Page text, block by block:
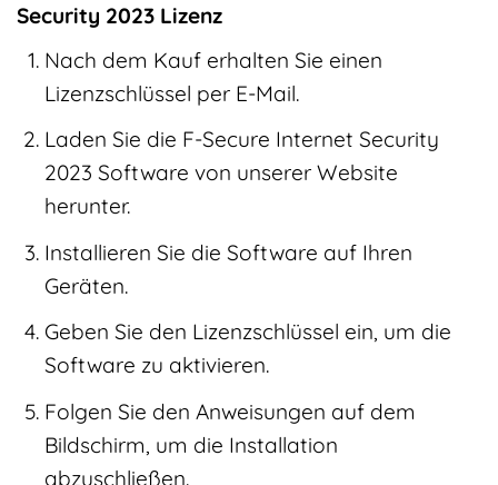
Security 2023 Lizenz
Nach dem Kauf erhalten Sie einen
Lizenzschlüssel per E-Mail.
Laden Sie die F-Secure Internet Security
2023 Software von unserer Website
herunter.
Installieren Sie die Software auf Ihren
Geräten.
Geben Sie den Lizenzschlüssel ein, um die
Software zu aktivieren.
Folgen Sie den Anweisungen auf dem
Bildschirm, um die Installation
abzuschließen.